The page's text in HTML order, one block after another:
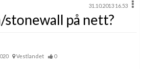
som mangler
på
31.10.2013 16.53
stonewall på nett?
Vestlandet 0